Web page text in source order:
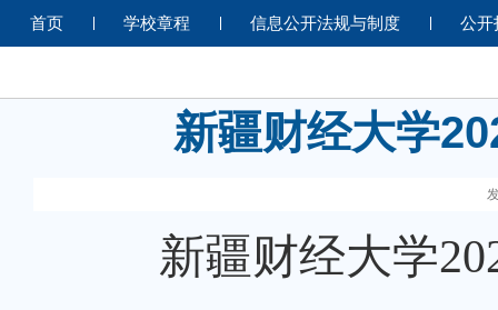
首页 学校章程 信息公开法规与制度 公开
新疆财经大学
新疆财经大学20